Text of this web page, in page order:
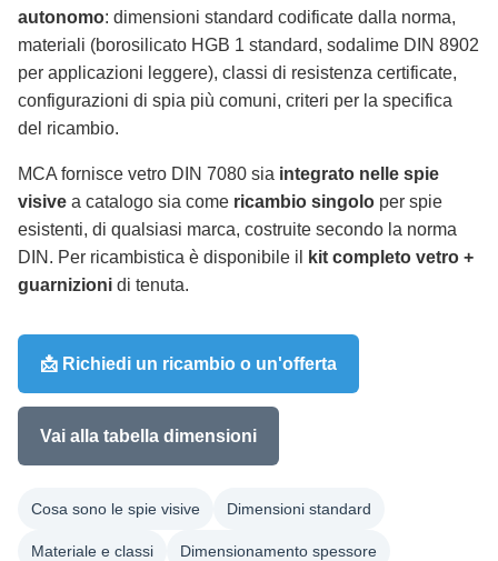
autonomo: dimensioni standard codificate dalla norma,
materiali (borosilicato HGB 1 standard, sodalime DIN 8902
per applicazioni leggere), classi di resistenza certificate,
configurazioni di spia più comuni, criteri per la specifica
del ricambio.
MCA fornisce vetro DIN 7080 sia integrato nelle spie
visive a catalogo sia come ricambio singolo per spie
esistenti, di qualsiasi marca, costruite secondo la norma
DIN. Per ricambistica è disponibile il
kit completo vetro +
guarnizioni di tenuta.
📩 Richiedi un ricambio o un'offerta
Vai alla tabella dimensioni
Cosa sono le spie visive Dimensioni standard
Materiale e classi Dimensionamento spessore